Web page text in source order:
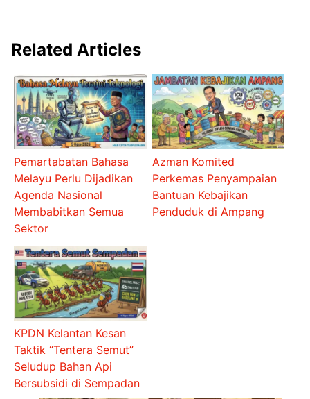
Related Articles
Pemartabatan Bahasa
Melayu Perlu Dijadikan
Agenda Nasional
Membabitkan Semua
Sektor
Azman Komited
Perkemas Penyampaian
Bantuan Kebajikan
Penduduk di Ampang
KPDN Kelantan Kesan
Taktik “Tentera Semut”
Seludup Bahan Api
Bersubsidi di Sempadan